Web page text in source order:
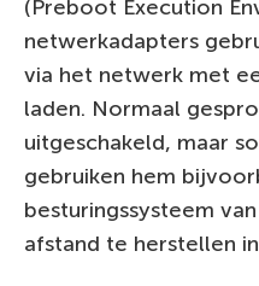
(Preboot Execution
netwerkadapters
via het netwerk met
laden. Normaal
uitgeschakeld, maar
gebruiken hem
besturingssysteem
afstand te herstellen